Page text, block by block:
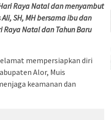
Raya Natal dan menyambut
SH, MH bersama ibu dan
Natal dan Tahun Baru
mempersiapkan diri
Alor, Muis
keamanan dan